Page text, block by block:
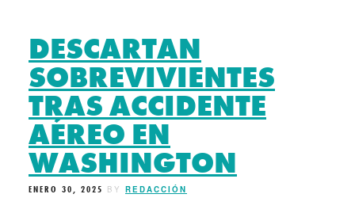
DESCARTAN
SOBREVIVIENTES
TRAS ACCIDENTE
AÉREO EN
WASHINGTON
ENERO 30, 2025 BY REDACCIÓN